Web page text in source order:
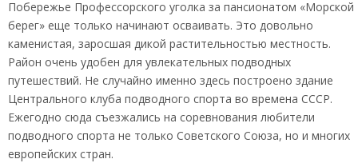
Побережье Профессорского уголка за пансионатом «Морской
берег» еще только начинают осваивать. Это довольно
каменистая, заросшая дикой растительностью местность.
Район очень удобен для увлекательных подводных
путешествий. Не случайно именно здесь построено здание
Центрального клуба подводного спорта во времена СССР.
Ежегодно сюда съезжались на соревнования любители
подводного спорта не только Советского Союза, но и многих
европейских стран.